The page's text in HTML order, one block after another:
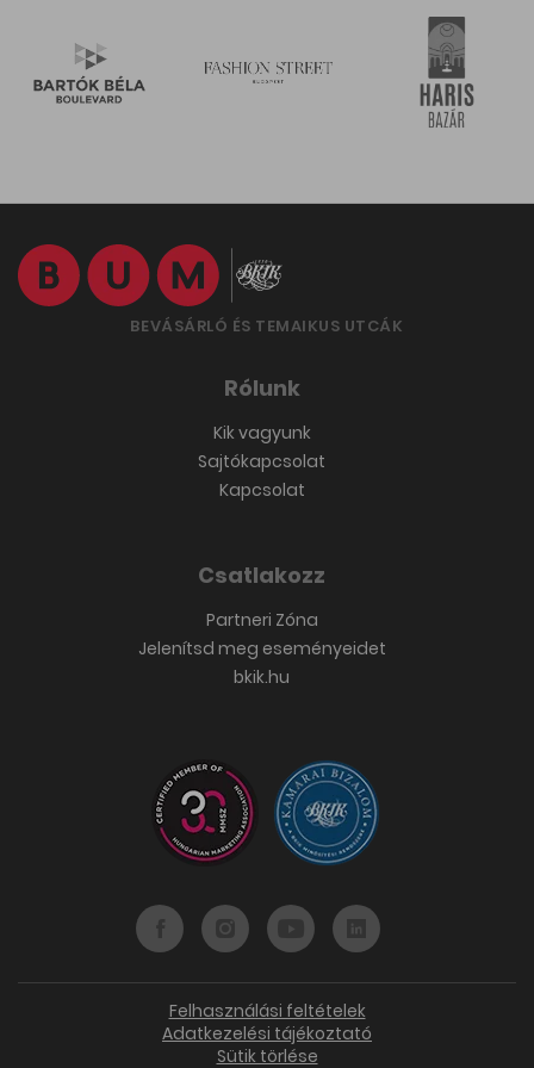
BEVÁSÁRLÓ ÉS TEMAIKUS UTCÁK
Rólunk
Kik vagyunk
Sajtókapcsolat
Kapcsolat
Csatlakozz
Partneri Zóna
Jelenítsd meg eseményeidet
bkik.hu
Felhasználási feltételek
Adatkezelési tájékoztató
Sütik törlése